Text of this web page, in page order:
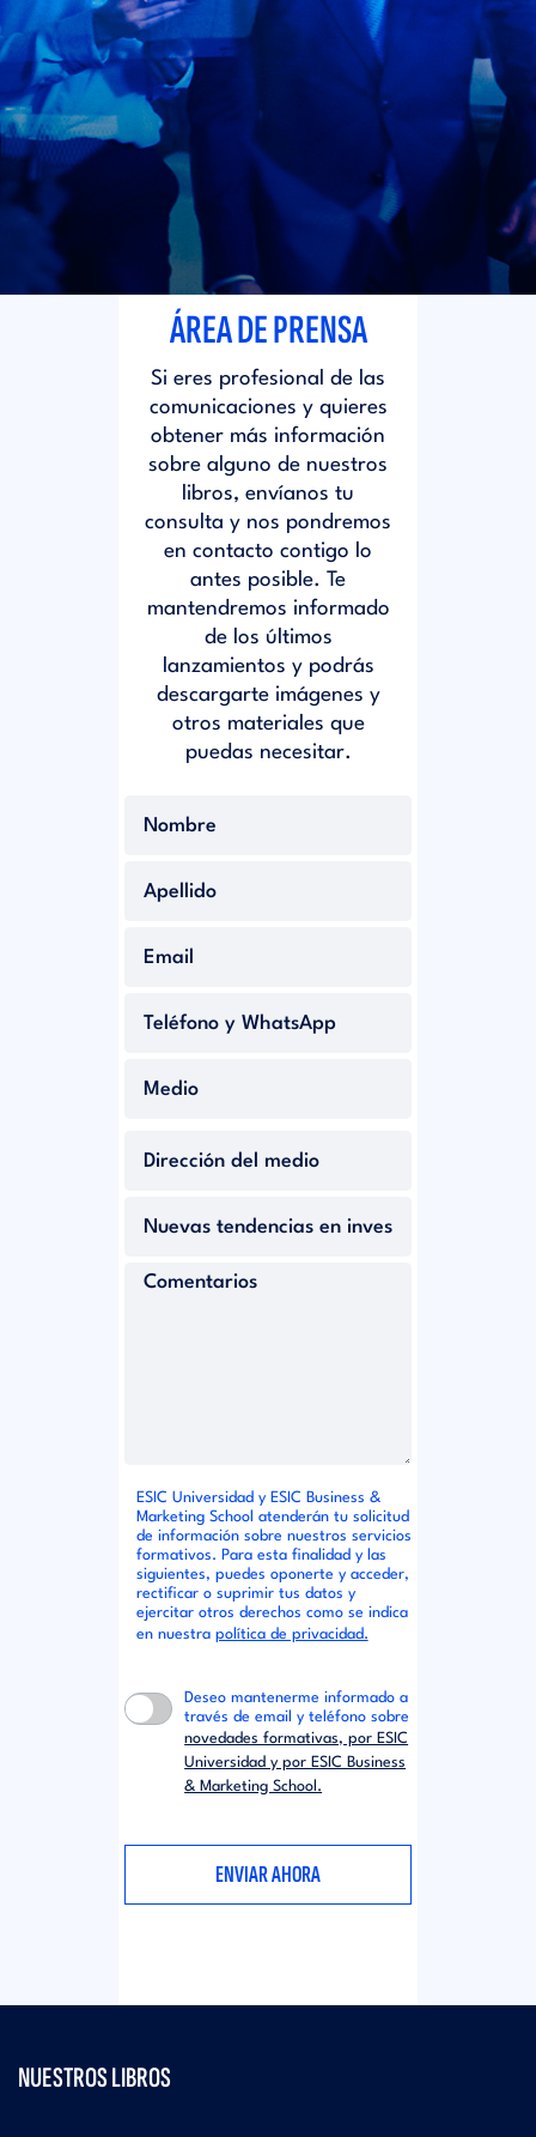
d
i
t
t
o
r
i
ÁREA DE PRENSA
Si eres profesional de las
comunicaciones y quieres
obtener más información
sobre alguno de nuestros
libros, envíanos tu
consulta y nos pondremos
en contacto contigo lo
antes posible. Te
mantendremos informado
de los últimos
lanzamientos y podrás
descargarte imágenes y
otros materiales que
puedas necesitar.
ESIC Universidad y ESIC Business &
Marketing School atenderán tu solicitud
de información sobre nuestros servicios
formativos. Para esta finalidad y las
siguientes, puedes oponerte y acceder,
rectificar o suprimir tus datos y
ejercitar otros derechos como se indica
en nuestra política de privacidad.
Deseo mantenerme informado a
través de email y teléfono sobre
novedades formativas, por ESIC
Universidad y por ESIC Business
& Marketing School.
NUESTROS LIBROS